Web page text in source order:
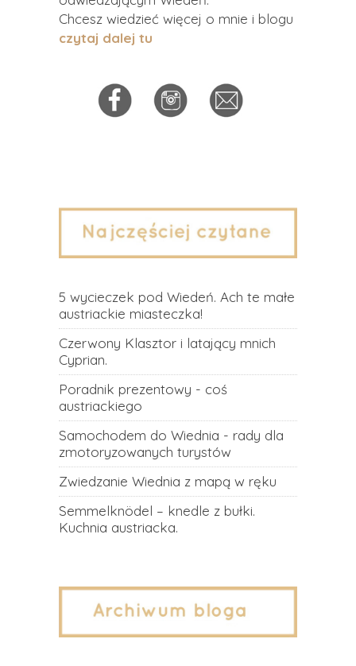
Chcesz wiedzieć więcej o mnie i blogu
czytaj dalej tu
5 wycieczek pod Wiedeń. Ach te małe
austriackie miasteczka!
Czerwony Klasztor i latający mnich
Cyprian.
Poradnik prezentowy - coś
austriackiego
Samochodem do Wiednia - rady dla
zmotoryzowanych turystów
Zwiedzanie Wiednia z mapą w ręku
Semmelknödel – knedle z bułki.
Kuchnia austriacka.